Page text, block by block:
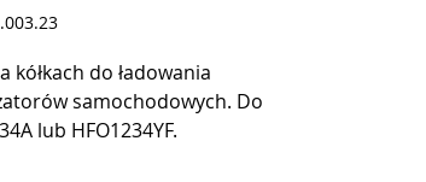
kółkach do ładowania
samochodowych. Do
lub HFO1234YF.